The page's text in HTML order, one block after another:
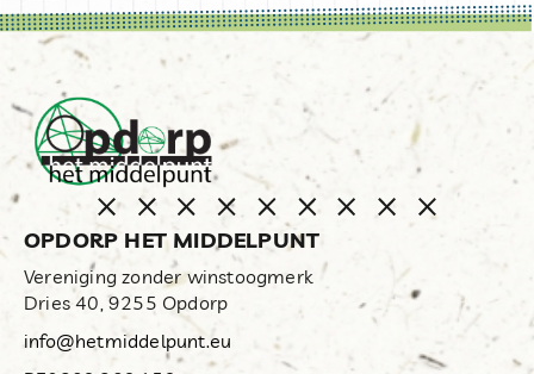
OPDORP HET MIDDELPUNT
Vereniging zonder winstoogmerk
Dries 40, 9255 Opdorp
info@hetmiddelpunt.eu